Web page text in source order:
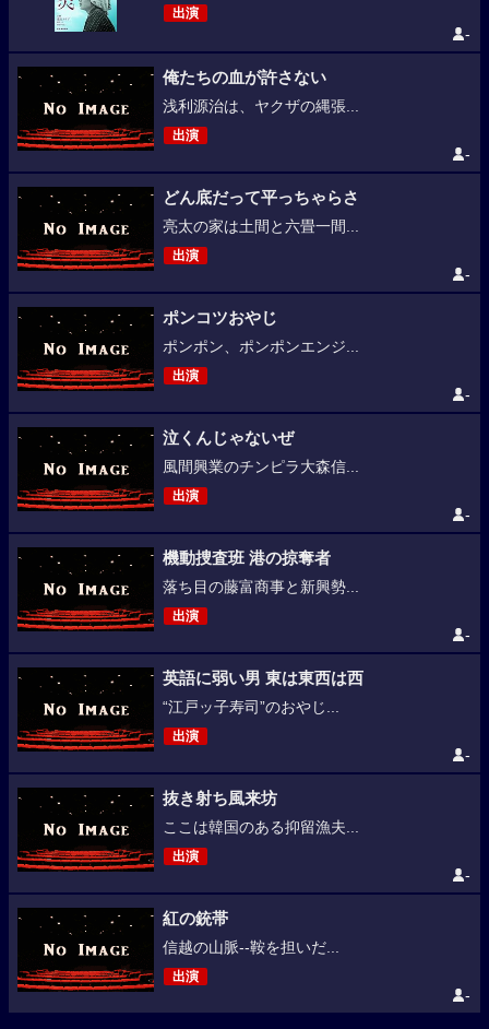
出演
-
俺たちの血が許さない
浅利源治は、ヤクザの縄張...
出演
-
どん底だって平っちゃらさ
亮太の家は土間と六畳一間...
出演
-
ポンコツおやじ
ポンポン、ポンポンエンジ...
出演
-
泣くんじゃないぜ
風間興業のチンピラ大森信...
出演
-
機動捜査班 港の掠奪者
落ち目の藤富商事と新興勢...
出演
-
英語に弱い男 東は東西は西
“江戸ッ子寿司”のおやじ...
出演
-
抜き射ち風来坊
ここは韓国のある抑留漁夫...
出演
-
紅の銃帯
信越の山脈--鞍を担いだ...
出演
-